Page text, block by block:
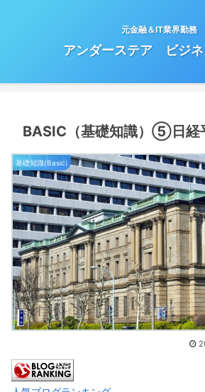
元金融＆IT業界勤務
アンダーステア ビジネ
BASIC（基礎知識）⑤日経
基礎知識(Basic)